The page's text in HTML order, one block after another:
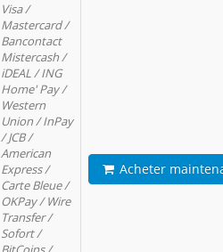
Visa /
Mastercard /
Bancontact
Mistercash /
iDEAL / ING
Home' Pay /
Western
Union / InPay
/ JCB /
American
Express /
Carte Bleue /
OKPay / Wire
Transfer /
Sofort /
Acheter